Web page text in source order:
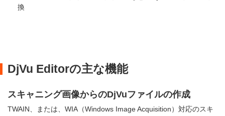
換
DjVu Editorの主な機能
スキャニング画像からのDjVuファイルの作成
TWAIN、または、WIA（Windows Image Acquisition）対応のスキ